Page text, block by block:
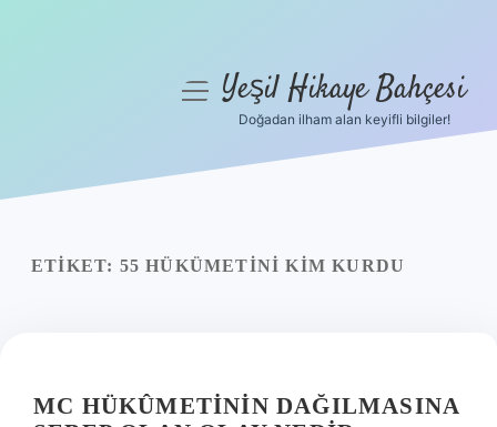
Yasal Uyarı
menüyüYeşil Hikaye Bahçesi
Doğadan ilham alan keyifli bilgiler!
ETIKET: 55 HÜKÜMETINI KIM KURDU
MC HÜKÛMETININ DAĞILMASINA